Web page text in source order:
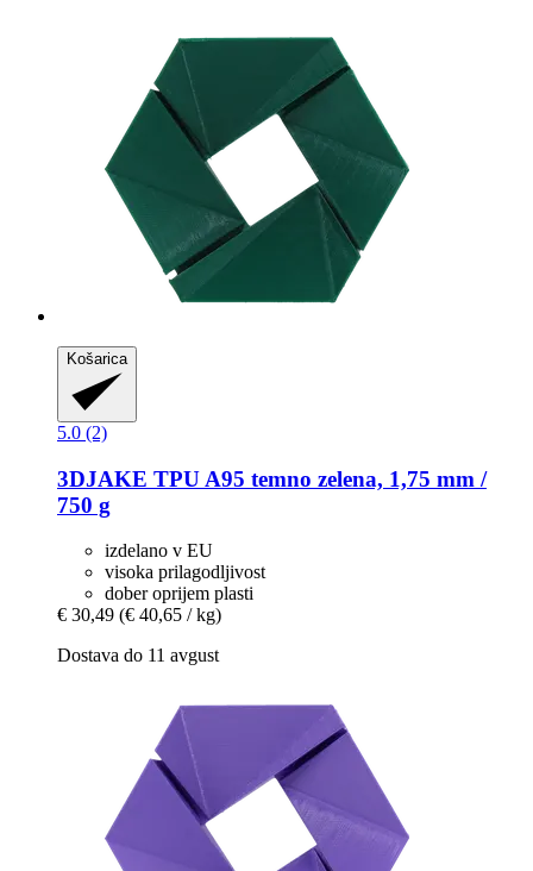
Košarica
5.0 (2)
3DJAKE TPU A95 temno zelena, 1,75 mm /
750 g
izdelano v EU
visoka prilagodljivost
dober oprijem plasti
€ 30,49 (€ 40,65 / kg)
Dostava do 11 avgust